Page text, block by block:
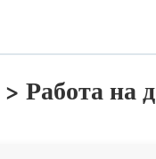
> Работа на